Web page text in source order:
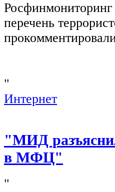
Росфинмониторинг
перечень
"
Интернет
"МИД
в МФЦ"
"